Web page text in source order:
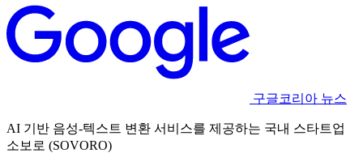
구글코리아 뉴스
AI 기반 음성-텍스트 변환 서비스를 제공하는 국내 스타트업
소보로 (SOVORO)